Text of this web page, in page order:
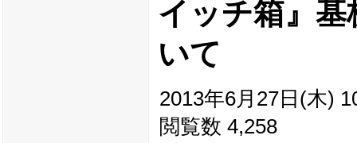
イッチ箱』
いて
2013年6月27日(木)
閲覧数 4,258